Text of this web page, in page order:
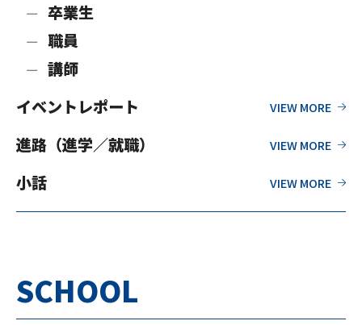
卒業生
職員
講師
イベントレポート
進路（進学／就職）
小話
SCHOOL